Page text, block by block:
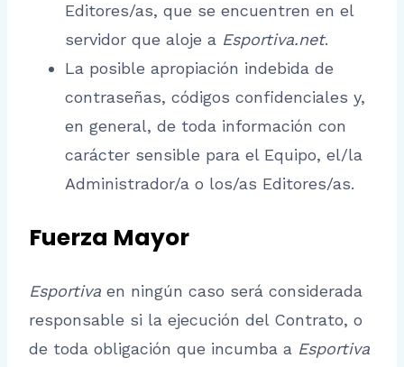
Editores/as, que se encuentren en el
servidor que aloje a Esportiva.net.
La posible apropiación indebida de
contraseñas, códigos confidenciales y,
en general, de toda información con
carácter sensible para el Equipo, el/la
Administrador/a o los/as Editores/as.
Fuerza Mayor
Esportiva en ningún caso será considerada
responsable si la ejecución del Contrato, o
de toda obligación que incumba a Esportiva